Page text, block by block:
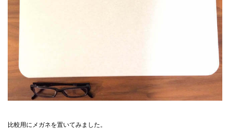
比較用にメガネを置いてみました。